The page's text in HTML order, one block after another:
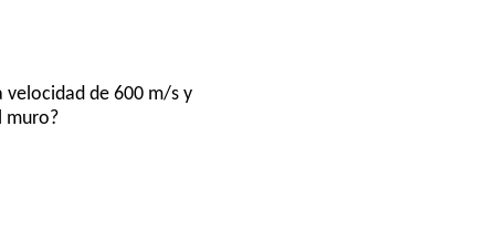
velocidad de 600 m/s y
muro?